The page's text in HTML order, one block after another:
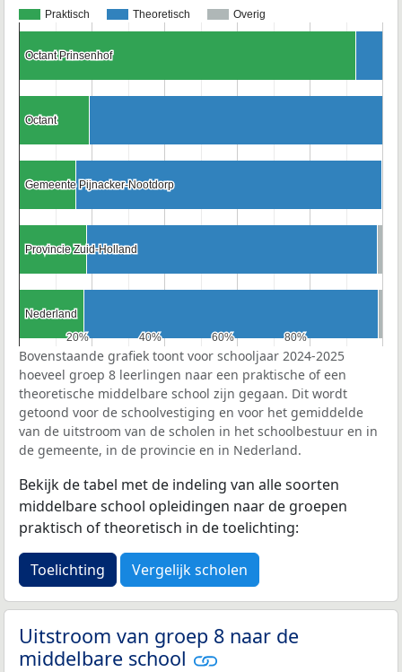
Praktisch Theoretisch Overig
20%
20% 40%
40% 60%
60% 80%
80%
Octant Prinsenhof
Octant Prinsenhof
Octant
Octant
Gemeente Pijnacker-Nootdorp
Gemeente Pijnacker-Nootdorp
Provincie Zuid-Holland
Provincie Zuid-Holland
Nederland
Nederland
Bovenstaande grafiek toont voor schooljaar 2024-2025
hoeveel groep 8 leerlingen naar een praktische of een
theoretische middelbare school zijn gegaan. Dit wordt
getoond voor de schoolvestiging en voor het gemiddelde
van de uitstroom van de scholen in het schoolbestuur en in
de gemeente, in de provincie en in Nederland.
Bekijk de tabel met de indeling van alle soorten
middelbare school opleidingen naar de groepen
praktisch of theoretisch in de toelichting:
Toelichting Vergelijk scholen
Uitstroom van groep 8 naar de
middelbare school